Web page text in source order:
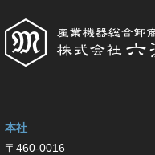
本社
〒460-0016